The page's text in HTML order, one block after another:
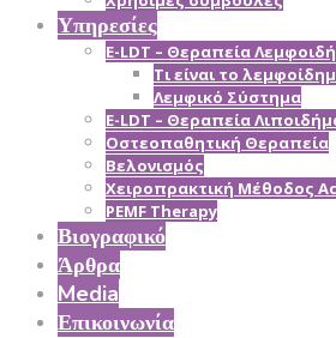
Υπηρεσίες
E-LDT – Θεραπεία
Τι είναι το
Λεμφικό Σύστημα
E-LDT – Θεραπεία
Οστεοπαθητική Θεραπεία
Βελονισμός
Χειροπρακτική Μέθοδος
PEMF Therapy
Βιογραφικό
Άρθρα
Media
Επικοινωνία